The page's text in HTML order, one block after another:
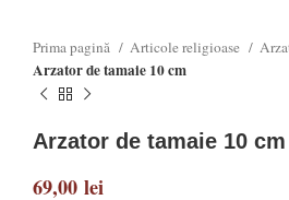
Prima pagină Articole religioase
Arzator de tamaie 10 cm
Arzator de tamaie 10 cm
69,00 lei